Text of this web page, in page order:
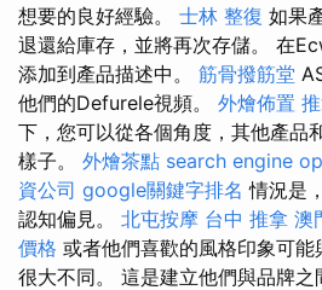
想要的良好經驗。 士林 整復 如果
退還給庫存，並將再次存儲。 在
添加到產品描述中。 筋骨撥筋堂
他們的Defurele視頻。 外燴佈置
下，您可以從各個角度，其他產品
樣子。 外燴茶點 search engine
資公司 google關鍵字排名 情況是
認知偏見。 北屯按摩 台中 推拿 澳
價格 或者他們喜歡的風格印象可
很大不同。 這是建立他們與品牌之